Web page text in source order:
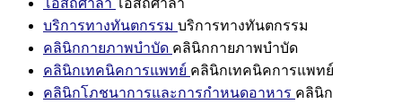
โอสถศาลา โอสถศาลา
บริการทางทันตกรรม บริการทางทันตกรรม
คลินิกกายภาพบำบัด คลินิกกายภาพบำบัด
คลินิกเทคนิคการแพทย์ คลินิกเทคนิคการแพทย์
คลินิกโภชนาการและการกำหนดอาหาร คลินิก